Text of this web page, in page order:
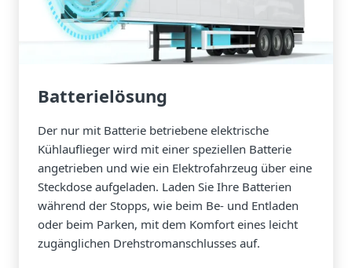
Batterielösung
Der nur mit Batterie betriebene elektrische
Kühlauflieger wird mit einer speziellen Batterie
angetrieben und wie ein Elektrofahrzeug über eine
Steckdose aufgeladen. Laden Sie Ihre Batterien
während der Stopps, wie beim Be- und Entladen
oder beim Parken, mit dem Komfort eines leicht
zugänglichen Drehstromanschlusses auf.